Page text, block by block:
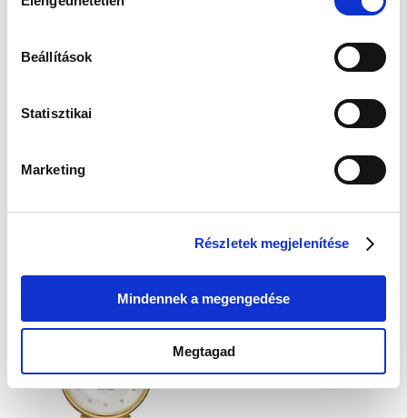
kiválasztása
Beállítások
Statisztikai
Marketing
Részletek megjelenítése
Mindennek a megengedése
Megtagad
Doxa 145.15.058.10 Női Karóra - D-Trendy